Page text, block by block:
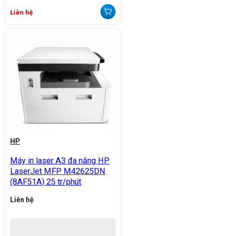
Liên hệ
HP
Máy in laser A3 đa năng HP
LaserJet MFP M42625DN
(8AF51A) 25 tr/phút
Liên hệ